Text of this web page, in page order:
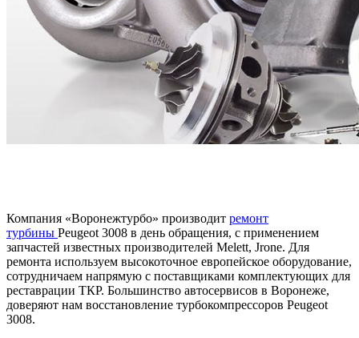
Компания «Воронежтурбо» производит ремонт
турбины Peugeot 3008 в день обращения, с применением
запчастей известных производителей Melett, Jrone. Для
ремонта используем высокоточное европейское оборудование,
сотрудничаем напрямую с поставщиками комплектующих для
реставрации ТКР. Большинство автосервисов в Воронеже,
доверяют нам восстановление турбокомпрессоров Peugeot
3008.